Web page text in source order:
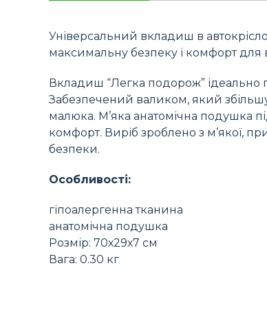
Універсальний вкладиш в
максимальну безпеку і комфорт для
Вкладиш “Легка подорож” ідеально
Забезпечений валиком, який
малюка. М’яка анатомічна подушка
комфорт. Виріб зроблено з м’якої,
безпеки.
Особливості:
гіпоалергенна тканина
анатомічна подушка
Розмір: 70х29х7 см
Вага: 0.30 кг